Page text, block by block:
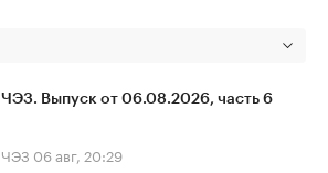
ЧЭЗ. Выпуск от 06.08.2026, часть 6
ЧЭЗ 06 авг, 20:29